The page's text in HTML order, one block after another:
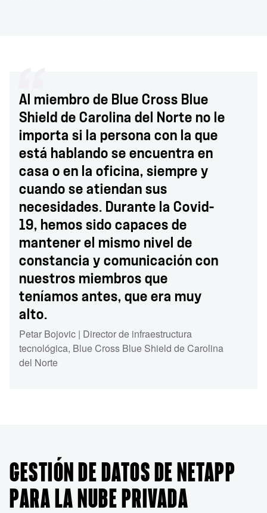
Al miembro de Blue Cross Blue
Shield de Carolina del Norte no le
importa si la persona con la que
está hablando se encuentra en
casa o en la oficina, siempre y
cuando se atiendan sus
necesidades. Durante la Covid-
19, hemos sido capaces de
mantener el mismo nivel de
constancia y comunicación con
nuestros miembros que
teníamos antes, que era muy
alto.
Petar Bojovic | Director de infraestructura
tecnológica, Blue Cross Blue Shield de Carolina
del Norte
GESTIÓN DE DATOS DE NETAPP
PARA LA NUBE PRIVADA